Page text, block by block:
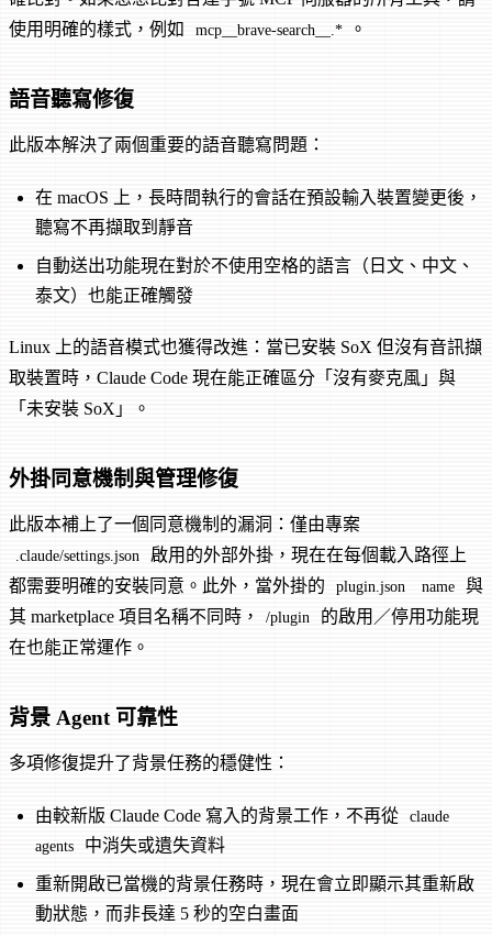
使用明確的樣式，例如
mcp__brave-search__.* 。
語音聽寫修復
此版本解決了兩個重要的語音聽寫問題：
在 macOS 上，長時間執行的會話在預設輸入裝置變更後，
聽寫不再擷取到靜音
自動送出功能現在對於不使用空格的語言（日文、中文、
泰文）也能正確觸發
Linux 上的語音模式也獲得改進：當已安裝 SoX 但沒有音訊擷
取裝置時，Claude Code 現在能正確區分「沒有麥克風」與
「未安裝 SoX」。
外掛同意機制與管理修復
此版本補上了一個同意機制的漏洞：僅由專案
.claude/settings.json
啟用的外部外掛，現在在每個載入路徑上
都需要明確的安裝同意。此外，當外掛的
plugin.json name
與
其 marketplace 項目名稱不同時，
/plugin
的啟用／停用功能現
在也能正常運作。
背景 Agent 可靠性
多項修復提升了背景任務的穩健性：
由較新版 Claude Code 寫入的背景工作，不再從
claude
agents
中消失或遺失資料
重新開啟已當機的背景任務時，現在會立即顯示其重新啟
動狀態，而非長達 5 秒的空白畫面